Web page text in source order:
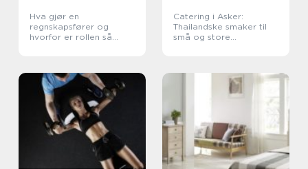
Hva gjør en
regnskapsfører og
hvorfor er rollen så
Catering i Asker:
Thailandske smaker til
små og store